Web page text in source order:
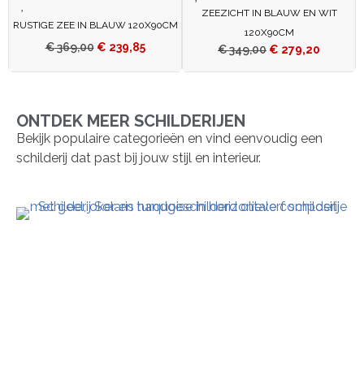
RUSTIGE ZEE IN BLAUW 120X90CM
€369,00 € 239,85
ZEEZICHT IN BLAUW EN WIT
120X90CM
€349,00 € 279,20
ONTDEK MEER SCHILDERIJEN
Bekijk populaire categorieën en vind eenvoudig een
schilderij dat past bij jouw stijl en interieur.